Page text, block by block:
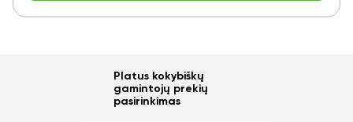
Platus kokybiškų
gamintojų prekių
pasirinkimas